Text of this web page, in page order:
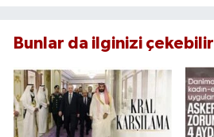
Bunlar da ilginizi çekebilir